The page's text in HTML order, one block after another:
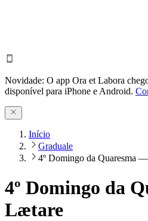
Novidade: O app Ora et Labora
disponível para iPhone e Android.
Início
Graduale
4º Domingo da Quaresma
4º Domingo da
Lætare